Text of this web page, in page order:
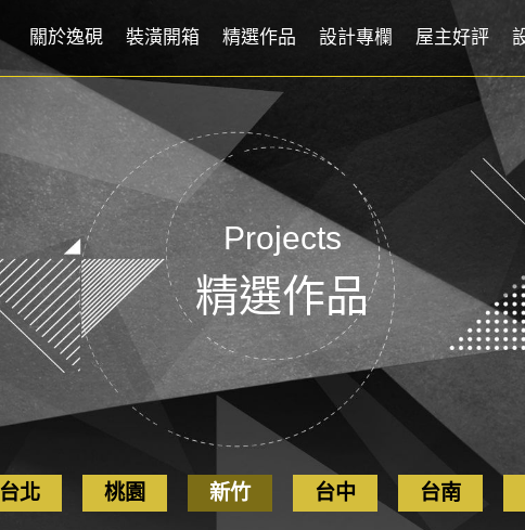
關於逸硯 裝潢開箱 精選作品 設計專欄 屋主好評
Projects
精選作品
台北 桃園 新竹 台中 台南